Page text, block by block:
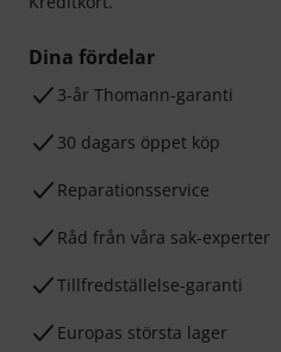
Dina fördelar
3-år Thomann-garanti
30 dagars öppet köp
Reparationsservice
Råd från våra sak-experter
Tillfredställelse-garanti
Europas största lager